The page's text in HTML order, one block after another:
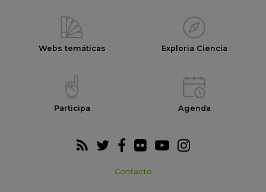
Webs temáticas Exploria Ciencia
Participa Agenda
Contacto